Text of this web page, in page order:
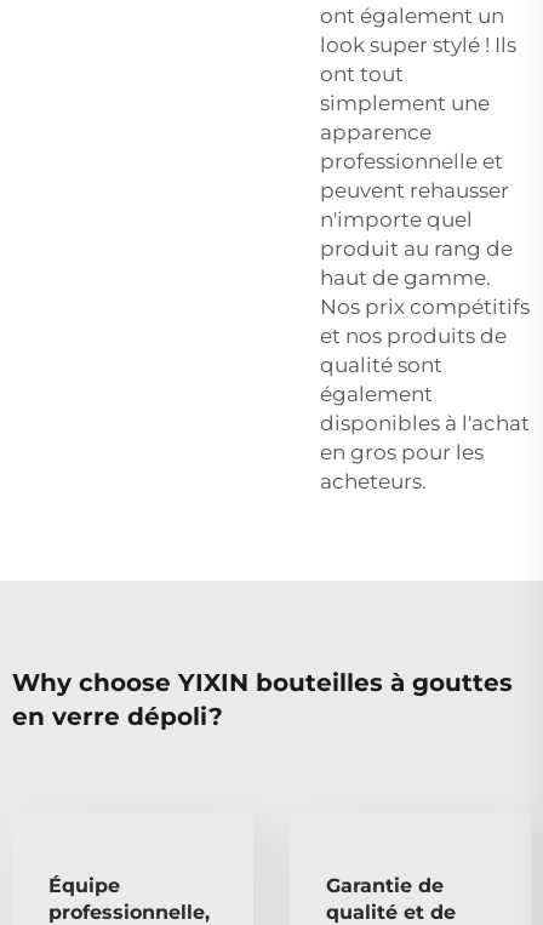
ont également un
look super stylé ! Ils
ont tout
simplement une
apparence
professionnelle et
peuvent rehausser
n'importe quel
produit au rang de
haut de gamme.
Nos prix compétitifs
et nos produits de
qualité sont
également
disponibles à l'achat
en gros pour les
acheteurs.
Why choose YIXIN bouteilles à gouttes
en verre dépoli?
Équipe
professionnelle,
Garantie de
qualité et de